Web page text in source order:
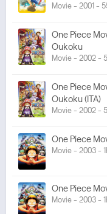
Movie - 2001 -
One Piece
Oukoku
Movie - 2002 -
One Piece
Oukoku (ITA)
Movie - 2002 -
One Piece
Movie - 2003 -
One Piece
Movie - 2003 -